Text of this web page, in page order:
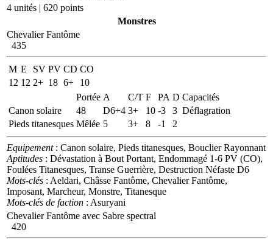
4 unités | 620 points
Monstres
Chevalier Fantôme
435
M E SV PV CD CO
12 12 2+ 18 6+
10
Portée A C/T F PA D Capacités
Canon solaire
48 D6+4 3+ 10 -3 3 Déflagration
Pieds titanesques Mêlée 5 3+ 8 -1 2
Equipement: Canon solaire, Pieds titanesques, Bouclier Rayonnant
Aptitudes : Dévastation à Bout Portant, Endommagé 1-6 PV (CO),
Foulées Titanesques, Transe Guerrière, Destruction Néfaste D6
Mots-clés : Aeldari, Châsse Fantôme, Chevalier Fantôme,
Imposant, Marcheur, Monstre, Titanesque
Mots-clés de faction : Asuryani
Chevalier Fantôme avec Sabre spectral
420